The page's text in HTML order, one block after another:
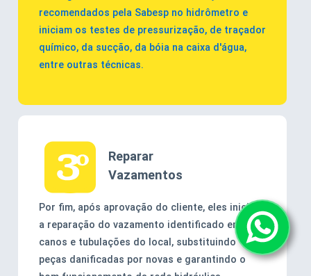
recomendados pela Sabesp no hidrômetro e
iniciam os testes de pressurização, de traçador
químico, da sucção, da bóia na caixa d'água,
entre outras técnicas.
Reparar
Vazamentos
Por fim, após aprovação do cliente, eles iniciam
a reparação do vazamento identificado em
canos e tubulações do local, substituindo
peças danificadas por novas e garantindo o